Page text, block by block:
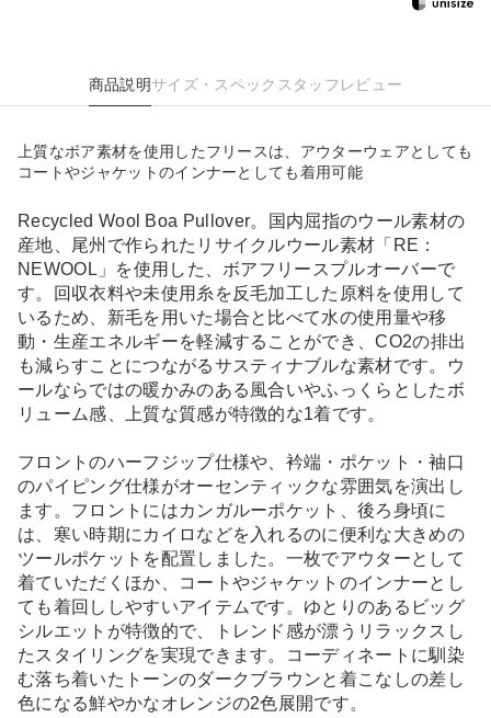
商品説明サイズ・スペック スタッフレビュー
上質なボア素材を使用したフリースは、アウターウェアとしても
コートやジャケットのインナーとしても着用可能
Recycled Wool Boa Pullover。国内屈指のウール素材の
産地、尾州で作られたリサイクルウール素材「RE：
NEWOOL」を使用した、ボアフリースプルオーバーで
す。回収衣料や未使用糸を反毛加工した原料を使用して
いるため、新毛を用いた場合と比べて水の使用量や移
動・生産エネルギーを軽減することができ、CO2の排出
も減らすことにつながるサスティナブルな素材です。ウ
ールならではの暖かみのある風合いやふっくらとしたボ
リューム感、上質な質感が特徴的な1着です。
フロントのハーフジップ仕様や、衿端・ポケット・袖口
のパイピング仕様がオーセンティックな雰囲気を演出し
ます。フロントにはカンガルーポケット、後ろ身頃に
は、寒い時期にカイロなどを入れるのに便利な大きめの
ツールポケットを配置しました。一枚でアウターとして
着ていただくほか、コートやジャケットのインナーとし
ても着回ししやすいアイテムです。ゆとりのあるビッグ
シルエットが特徴的で、トレンド感が漂うリラックスし
たスタイリングを実現できます。コーディネートに馴染
む落ち着いたトーンのダークブラウンと着こなしの差し
色になる鮮やかなオレンジの2色展開です。